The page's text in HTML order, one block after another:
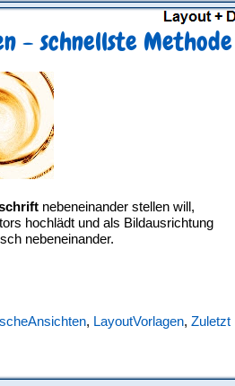
- schnellste Methode
nebeneinander stellen will,
hochlädt und als Bildausrichtung
nebeneinander.
, LayoutVorlagen, Zuletzt